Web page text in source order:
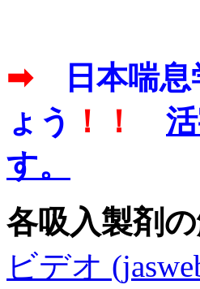
➡
日本喘
ょう
！！
す。
各吸入製剤
ビデオ